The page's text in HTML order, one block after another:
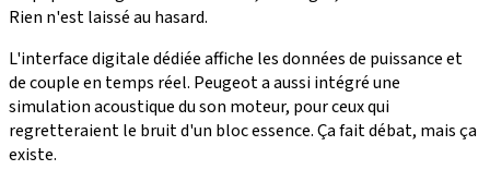
Rien n'est laissé au hasard.
L'interface digitale dédiée affiche les données de puissance et
de couple en temps réel. Peugeot a aussi intégré une
simulation acoustique du son moteur, pour ceux qui
regretteraient le bruit d'un bloc essence. Ça fait débat, mais ça
existe.